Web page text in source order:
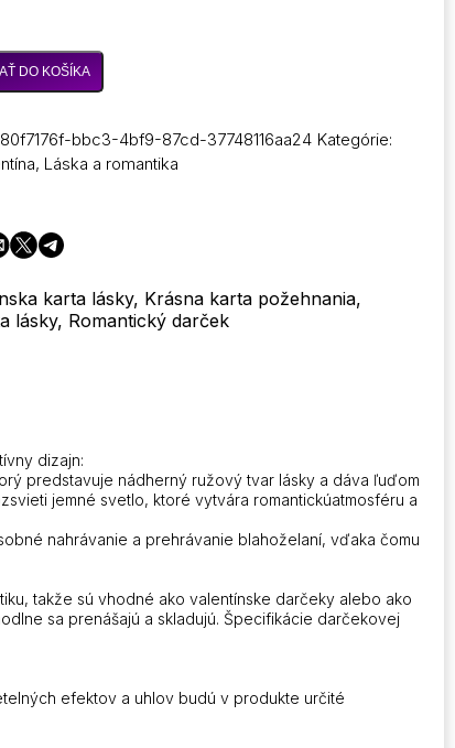
DO KOŠÍKA
80f7176f-bbc3-4bf9-87cd-37748116aa24 Kategórie:
, Láska a romantika
karta lásky, Krásna karta požehnania,
lásky, Romantický darček
dizajn:
predstavuje nádherný ružový tvar lásky a dáva ľuďom
jemné svetlo, ktoré vytvára romantickúatmosféru a
nahrávanie a prehrávanie blahoželaní, vďaka čomu
takže sú vhodné ako valentínske darčeky alebo ako
sa prenášajú a skladujú. Špecifikácie darčekovej
efektov a uhlov budú v produkte určité